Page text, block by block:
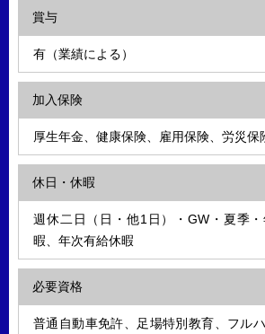
賞与
有（業績による）
加入保険
厚生年金、健康保険、雇用保険、労災保
休日・休暇
週休二日（日・他1日）・GW・夏季
暇、年次有給休暇
必要資格
普通自動車免許、足場特別教育、フル